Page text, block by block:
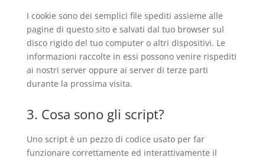
I cookie sono dei semplici file spediti assieme alle
pagine di questo sito e salvati dal tuo browser sul
disco rigido del tuo computer o altri dispositivi. Le
informazioni raccolte in essi possono venire rispediti
ai nostri server oppure ai server di terze parti
durante la prossima visita.
3. Cosa sono gli script?
Uno script è un pezzo di codice usato per far
funzionare correttamente ed interattivamente il